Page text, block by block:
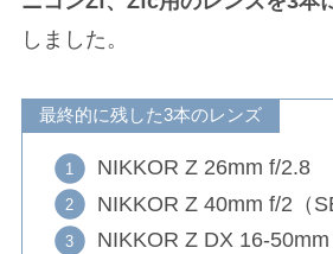
しました。
最終的に残した3本のレンズ
NIKKOR Z 26mm f/2.8
NIKKOR Z 40mm f/2（
NIKKOR Z DX 16-